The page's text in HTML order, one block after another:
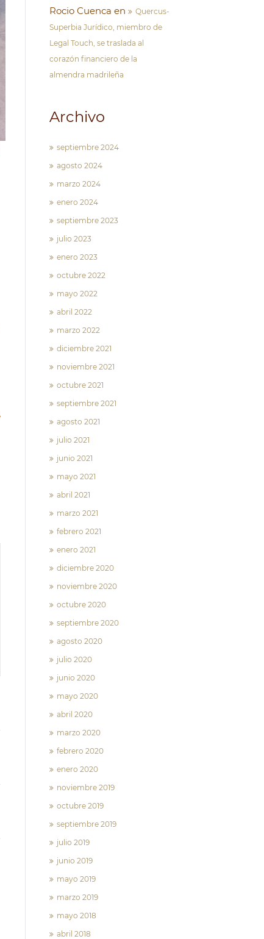
Rocio Cuenca en
Quercus-
Superbia Jurídico, miembro de
Legal Touch, se traslada al
corazón financiero de la
almendra madrileña
Archivo
septiembre 2024
agosto 2024
marzo 2024
enero 2024
septiembre 2023
julio 2023
enero 2023
octubre 2022
mayo 2022
abril 2022
marzo 2022
diciembre 2021
noviembre 2021
octubre 2021
septiembre 2021
agosto 2021
julio 2021
junio 2021
mayo 2021
abril 2021
marzo 2021
febrero 2021
enero 2021
diciembre 2020
noviembre 2020
octubre 2020
septiembre 2020
agosto 2020
julio 2020
junio 2020
mayo 2020
abril 2020
marzo 2020
febrero 2020
enero 2020
noviembre 2019
octubre 2019
septiembre 2019
julio 2019
junio 2019
mayo 2019
marzo 2019
mayo 2018
abril 2018